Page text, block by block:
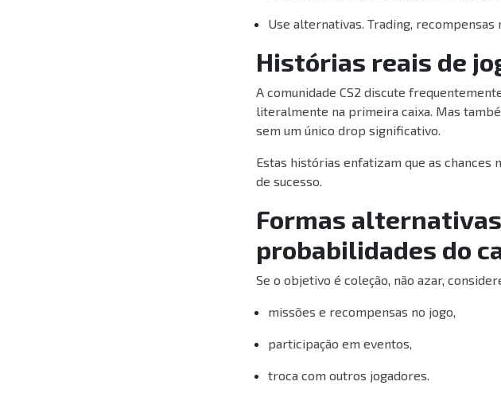
Use alternativas. Trading,
Histórias reais de
A comunidade CS2 discute
literalmente na primeira caixa. Mas
sem um único drop significativo.
Estas histórias enfatizam que as chances
de sucesso.
Formas
probabilidades do
Se o objetivo é coleção, não azar,
missões e recompensas no jogo,
participação em eventos,
troca com outros jogadores.